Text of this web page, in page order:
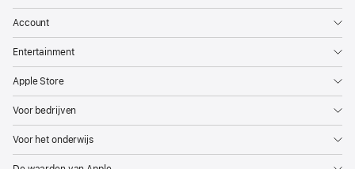
Account
Entertainment
Apple Store
Voor bedrijven
Voor het onderwijs